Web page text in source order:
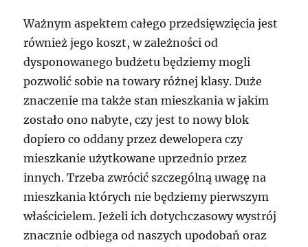
Ważnym aspektem całego przedsięwzięcia jest
również jego koszt, w zależności od
dysponowanego budżetu będziemy mogli
pozwolić sobie na towary różnej klasy. Duże
znaczenie ma także stan mieszkania w jakim
zostało ono nabyte, czy jest to nowy blok
dopiero co oddany przez dewelopera czy
mieszkanie użytkowane uprzednio przez
innych. Trzeba zwrócić szczególną uwagę na
mieszkania których nie będziemy pierwszym
właścicielem. Jeżeli ich dotychczasowy wystrój
znacznie odbiega od naszych upodobań oraz